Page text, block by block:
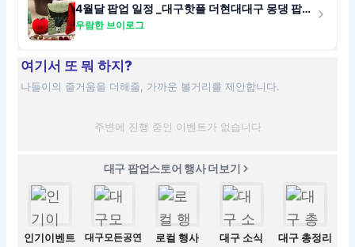
4월달 팝업 일정 _대구핫플 더현대대구 몽댕 팝업스토어 귀여움 폭발
우람한 브이로그
여기서 또 뭐 하지?
나들이의 즐거움을 더해줄, 가까운 볼거리를 제안합니다.
주변에 진행 중인 이벤트가 없습니다
대구 팝업스토어 행사 더보기
인기이벤트 대구모든공연 로컬 행사 대구 소식 대구 총정리